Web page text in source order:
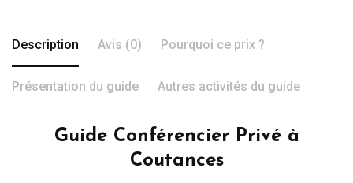
Description Avis (0) Pourquoi ce prix ?
Présentation du guide Autres activités du guide
Guide Conférencier Privé à
Coutances